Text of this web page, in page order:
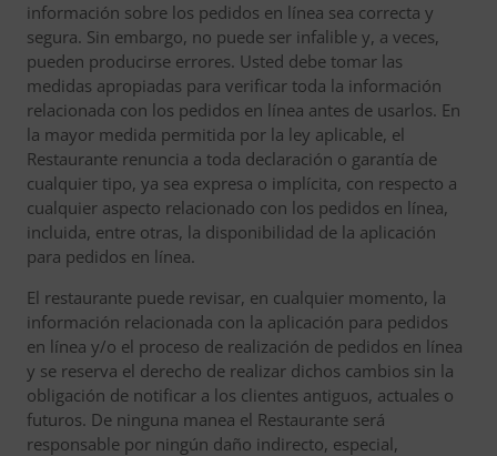
información sobre los pedidos en línea sea correcta y
segura. Sin embargo, no puede ser infalible y, a veces,
pueden producirse errores. Usted debe tomar las
medidas apropiadas para verificar toda la información
relacionada con los pedidos en línea antes de usarlos. En
la mayor medida permitida por la ley aplicable, el
Restaurante renuncia a toda declaración o garantía de
cualquier tipo, ya sea expresa o implícita, con respecto a
cualquier aspecto relacionado con los pedidos en línea,
incluida, entre otras, la disponibilidad de la aplicación
para pedidos en línea.
El restaurante puede revisar, en cualquier momento, la
información relacionada con la aplicación para pedidos
en línea y/o el proceso de realización de pedidos en línea
y se reserva el derecho de realizar dichos cambios sin la
obligación de notificar a los clientes antiguos, actuales o
futuros. De ninguna manea el Restaurante será
responsable por ningún daño indirecto, especial,